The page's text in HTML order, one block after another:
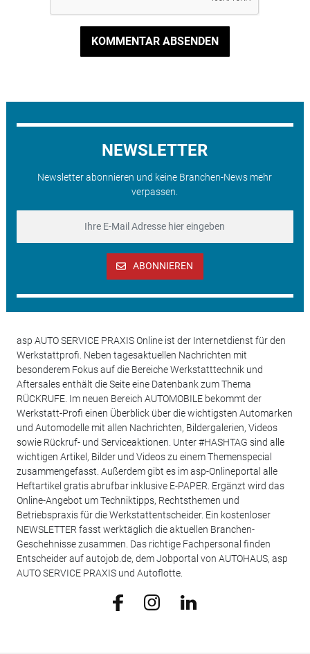
KOMMENTAR ABSENDEN
NEWSLETTER
Newsletter abonnieren und keine Branchen-News mehr
verpassen.
ABONNIEREN
asp AUTO SERVICE PRAXIS Online ist der Internetdienst für den
Werkstattprofi. Neben tagesaktuellen Nachrichten mit
besonderem Fokus auf die Bereiche Werkstatttechnik und
Aftersales enthält die Seite eine Datenbank zum Thema
RÜCKRUFE. Im neuen Bereich AUTOMOBILE bekommt der
Werkstatt-Profi einen Überblick über die wichtigsten Automarken
und Automodelle mit allen Nachrichten, Bildergalerien, Videos
sowie Rückruf- und Serviceaktionen. Unter #HASHTAG sind alle
wichtigen Artikel, Bilder und Videos zu einem Themenspecial
zusammengefasst. Außerdem gibt es im asp-Onlineportal alle
Heftartikel gratis abrufbar inklusive E-PAPER. Ergänzt wird das
Online-Angebot um Techniktipps, Rechtsthemen und
Betriebspraxis für die Werkstattentscheider. Ein kostenloser
NEWSLETTER fasst werktäglich die aktuellen Branchen-
Geschehnisse zusammen. Das richtige Fachpersonal finden
Entscheider auf autojob.de, dem Jobportal von AUTOHAUS, asp
AUTO SERVICE PRAXIS und Autoflotte.